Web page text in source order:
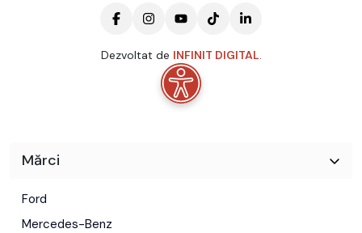
Dezvoltat de INFINIT DIGITAL.
Mărci
Ford
Mercedes-Benz